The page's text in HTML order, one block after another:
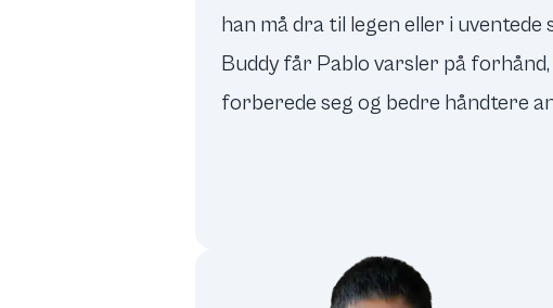
han må dra til legen eller i
Buddy får Pablo varsler på
forberede seg og bedre håndtere